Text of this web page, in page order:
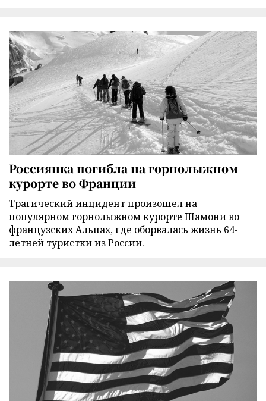
Россиянка погибла на горнолыжном
курорте во Франции
Трагический инцидент произошел на
популярном горнолыжном курорте Шамони во
французских Альпах, где оборвалась жизнь 64-
летней туристки из России.